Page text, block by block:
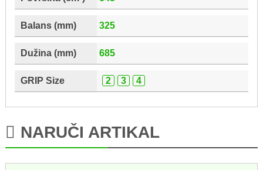
Balans (mm) 325
Dužina (mm) 685
GRIP Size 2 3 4
NARUČI ARTIKAL